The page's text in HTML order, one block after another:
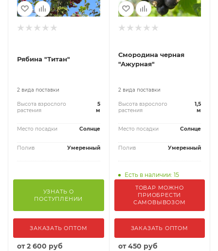
Рябина "Титан"
2 вида поставки
Высота взрослого
растения
5
м
Место посадки Солнце
Полив Умеренный
УЗНАТЬ О
ПОСТУПЛЕНИИ
ЗАКАЗАТЬ ОПТОМ
от2 600 руб
Смородина черная
"Ажурная"
2 вида поставки
Высота взрослого
растения
1,5
м
Место посадки Солнце
Полив Умеренный
Есть в наличии: 15
ТОВАР МОЖНО
ПРИОБРЕСТИ
САМОВЫВОЗОМ
ЗАКАЗАТЬ ОПТОМ
от450 руб